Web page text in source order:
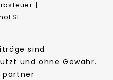
sind
und ohne Gewähr.
partner